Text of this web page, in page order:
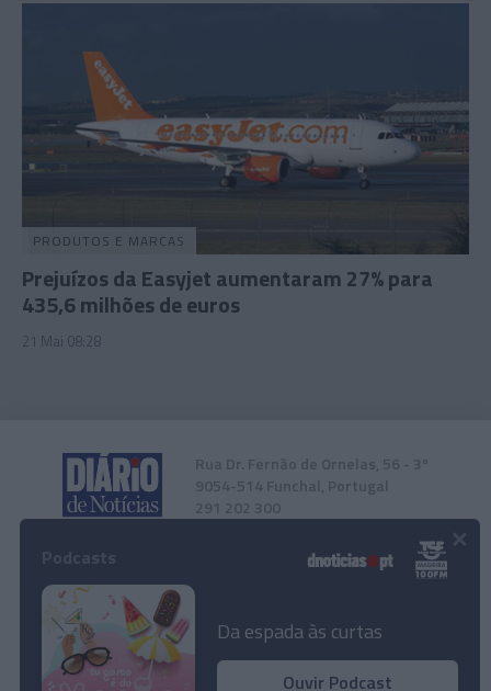
PRODUTOS E MARCAS
Prejuízos da Easyjet aumentaram 27% para
435,6 milhões de euros
21 Mai 08:28
Rua Dr. Fernão de Ornelas, 56 - 3º
9054-514 Funchal, Portugal
291 202 300
Instale a nossa App
Da espada às curtas
Ouvir Podcast
×